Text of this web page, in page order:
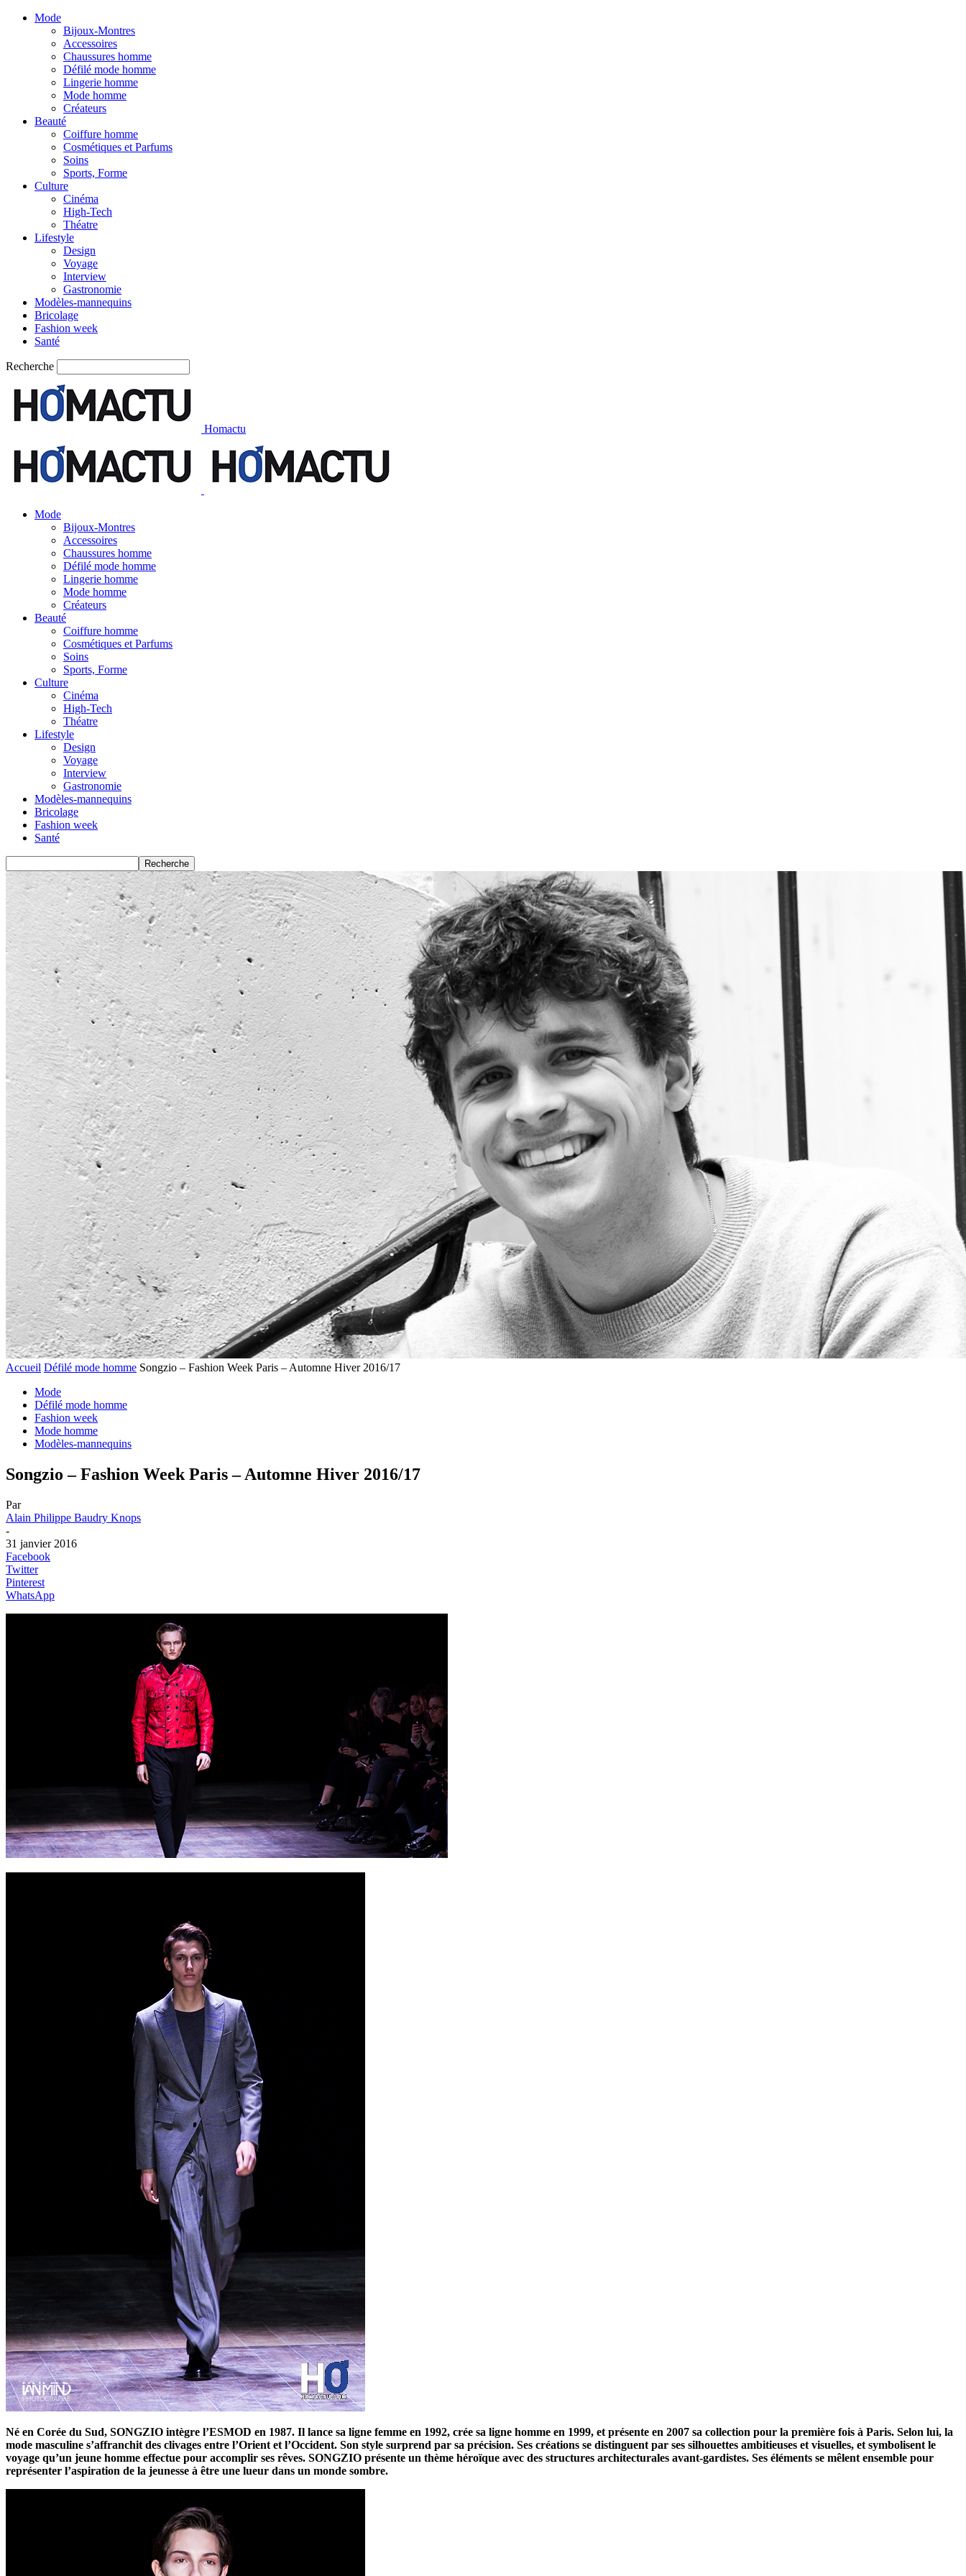
Mode
Bijoux-Montres
Accessoires
Chaussures homme
Défilé mode homme
Lingerie homme
Mode homme
Créateurs
Beauté
Coiffure homme
Cosmétiques et Parfums
Soins
Sports, Forme
Culture
Cinéma
High-Tech
Théatre
Lifestyle
Design
Voyage
Interview
Gastronomie
Modèles-mannequins
Bricolage
Fashion week
Santé
Recherche
Homactu
Mode
Bijoux-Montres
Accessoires
Chaussures homme
Défilé mode homme
Lingerie homme
Mode homme
Créateurs
Beauté
Coiffure homme
Cosmétiques et Parfums
Soins
Sports, Forme
Culture
Cinéma
High-Tech
Théatre
Lifestyle
Design
Voyage
Interview
Gastronomie
Modèles-mannequins
Bricolage
Fashion week
Santé
Accueil Défilé mode homme Songzio – Fashion Week Paris – Automne Hiver 2016/17
Mode
Défilé mode homme
Fashion week
Mode homme
Modèles-mannequins
Songzio – Fashion Week Paris – Automne Hiver 2016/17
Par
Alain Philippe Baudry Knops
-
31 janvier 2016
Facebook
Twitter
Pinterest
WhatsApp
Né en Corée du Sud, SONGZIO intègre l’ESMOD en 1987. Il lance sa ligne femme en 1992, crée sa ligne homme en 1999, et présente en 2007 sa collection pour la première fois à Paris. Selon lui, la
mode masculine s’affranchit des clivages entre l’Orient et l’Occident. Son style surprend par sa précision. Ses créations se distinguent par ses silhouettes ambitieuses et visuelles, et symbolisent le
voyage qu’un jeune homme effectue pour accomplir ses rêves. SONGZIO présente un thème héroïque avec des structures architecturales avant-gardistes. Ses éléments se mêlent ensemble pour
représenter l’aspiration de la jeunesse à être une lueur dans un monde sombre.